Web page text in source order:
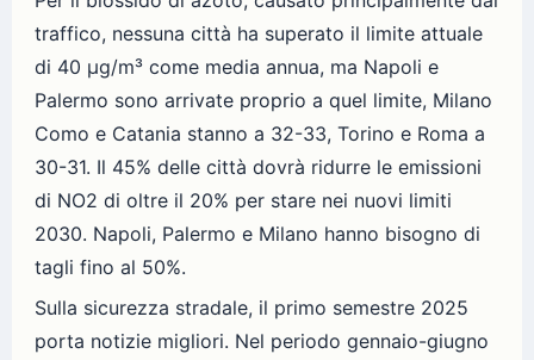
traffico, nessuna città ha superato il limite attuale
di 40 µg/m³ come media annua, ma Napoli e
Palermo sono arrivate proprio a quel limite, Milano
Como e Catania stanno a 32-33, Torino e Roma a
30-31. Il 45% delle città dovrà ridurre le emissioni
di NO2 di oltre il 20% per stare nei nuovi limiti
2030. Napoli, Palermo e Milano hanno bisogno di
tagli fino al 50%.
Sulla sicurezza stradale, il primo semestre 2025
porta notizie migliori. Nel periodo gennaio-giugno